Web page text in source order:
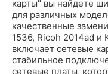
карты" вы найдете
для различных
качественные
1536, Ricoh 2014ad и
включает сетевые
стабильное
сетевые платы,